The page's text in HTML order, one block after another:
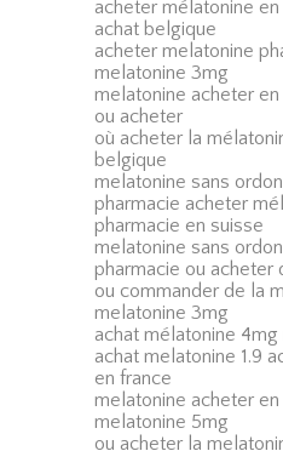
acheter mélatonine
achat belgique
acheter melatonine
melatonine 3mg
melatonine acheter
ou acheter
où acheter la
belgique
melatonine sans
pharmacie acheter
pharmacie en suisse
melatonine sans
pharmacie ou acheter
ou commander de la
melatonine 3mg
achat mélatonine
achat melatonine 1.9
en france
melatonine acheter
melatonine 5mg
ou acheter la